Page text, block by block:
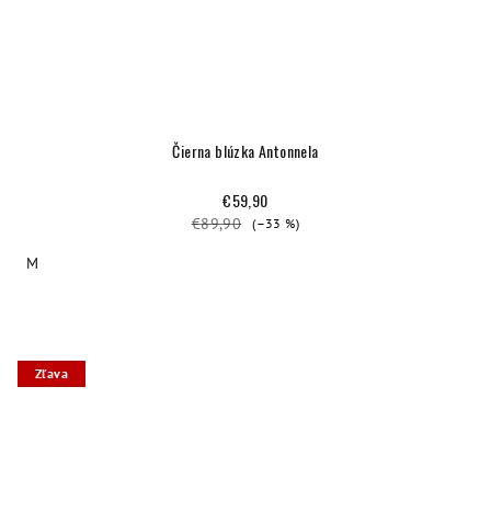
Čierna blúzka Antonnela
€59,90
€89,90 (–33 %)
M
Zľava